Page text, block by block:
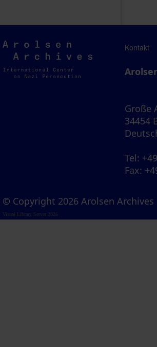
Arolsen
Archives
Kontakt
Große
34454
Tel:
Fax:
© Copyright 2026 Arolsen Archives
Visual Library Server 2026